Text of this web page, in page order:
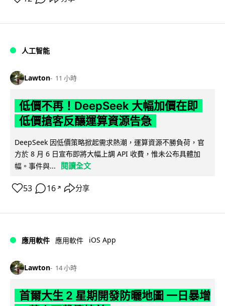
人工智能
Lawton 11 小時
低價不再！DeepSeek 大幅加價在即
低價搶客反釀運算資源告急
DeepSeek 因低價策略掀起需求熱潮，運算資源不勝負荷，官
方於 8 月 6 日宣布即將大幅上調 API 收費，惟未公布具體加
幅。事件與...
閱讀全文
53 16 ↗ 分享
應用軟件 應用軟件 iOS App
Lawton 14 小時
首爾大生 2 星期開發防曬地圖 一日暴增